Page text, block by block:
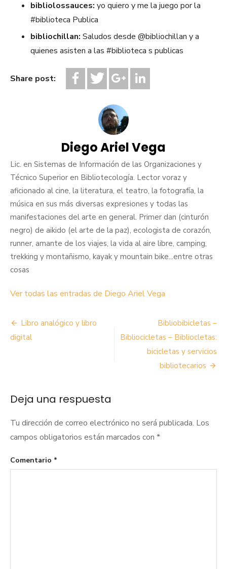
bibliolossauces: yo quiero y me la juego por la
#biblioteca Publica
bibliochillan: Saludos desde @bibliochillan y a
quienes asisten a las #biblioteca s publicas
Share post:
Diego Ariel Vega
Lic. en Sistemas de Información de las Organizaciones y
Técnico Superior en Bibliotecología. Lector voraz y
aficionado al cine, la literatura, el teatro, la fotografía, la
música en sus más diversas expresiones y todas las
manifestaciones del arte en general. Primer dan (cinturón
negro) de aikido (el arte de la paz), ecologista de corazón,
runner, amante de los viajes, la vida al aire libre, camping,
trekking y montañismo, kayak y mountain bike...entre otras
cosas
Ver todas las entradas de Diego Ariel Vega
Navegación
de
Libro analógico y libro
digital
Bibliobibicletas –
Bibliocicletas – Bibliocletas:
bicicletas y servicios
bibliotecarios
Deja una respuesta
Tu dirección de correo electrónico no será publicada. Los
campos obligatorios están marcados con *
Comentario *